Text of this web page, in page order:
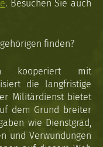
. Besuchen Sie auch
finden?
kooperiert mit
die langfristige
Militärdienst bietet
dem Grund breiter
wie Dienstgrad,
und Verwundungen